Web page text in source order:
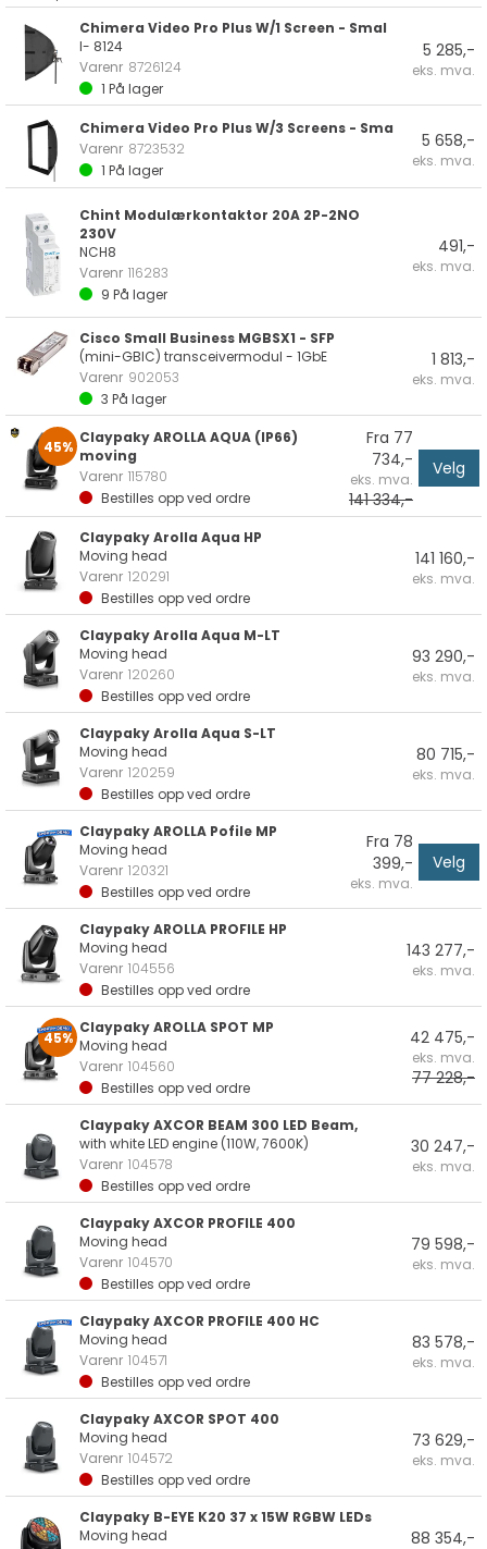
Chimera Video Pro Plus W/1 Screen - Smal
l- 8124
Varenr 8726124
1 På lager
5 285,-
eks. mva.
Chimera Video Pro Plus W/3 Screens - Sma
Varenr 8723532
1 På lager
5 658,-
eks. mva.
Chint Modulærkontaktor 20A 2P-2NO
230V
NCH8
Varenr 116283
9 På lager
491,-
eks. mva.
Cisco Small Business MGBSX1 - SFP
(mini-GBIC) transceivermodul - 1GbE
Varenr 902053
3 På lager
1 813,-
eks. mva.
45% Claypaky AROLLA AQUA (IP66)
moving
Varenr 115780
Bestilles opp ved ordre
Fra 77
734,-
eks. mva.
141 334,-
Velg
Claypaky Arolla Aqua HP
Moving head
Varenr 120291
Bestilles opp ved ordre
141 160,-
eks. mva.
Claypaky Arolla Aqua M-LT
Moving head
Varenr 120260
Bestilles opp ved ordre
93 290,-
eks. mva.
Claypaky Arolla Aqua S-LT
Moving head
Varenr 120259
Bestilles opp ved ordre
80 715,-
eks. mva.
Claypaky AROLLA Pofile MP
Moving head
Varenr 120321
Bestilles opp ved ordre
Fra 78
399,-
eks. mva.
Velg
Claypaky AROLLA PROFILE HP
Moving head
Varenr 104556
Bestilles opp ved ordre
143 277,-
eks. mva.
45%
Claypaky AROLLA SPOT MP
Moving head
Varenr 104560
Bestilles opp ved ordre
42 475,-
eks. mva.
77 228,-
Claypaky AXCOR BEAM 300 LED Beam,
with white LED engine (110W, 7600K)
Varenr 104578
Bestilles opp ved ordre
30 247,-
eks. mva.
Claypaky AXCOR PROFILE 400
Moving head
Varenr 104570
Bestilles opp ved ordre
79 598,-
eks. mva.
Claypaky AXCOR PROFILE 400 HC
Moving head
Varenr 104571
Bestilles opp ved ordre
83 578,-
eks. mva.
Claypaky AXCOR SPOT 400
Moving head
Varenr 104572
Bestilles opp ved ordre
73 629,-
eks. mva.
Claypaky B-EYE K20 37 x 15W RGBW LEDs
Moving head
88 354,-